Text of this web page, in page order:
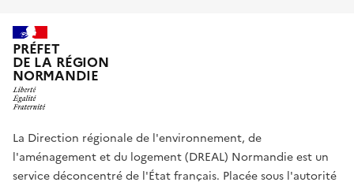
PRÉFET
DE LA RÉGION
NORMANDIE
La Direction régionale de l'environnement, de
l'aménagement et du logement (DREAL) Normandie est un
service déconcentré de l'État français. Placée sous l'autorité